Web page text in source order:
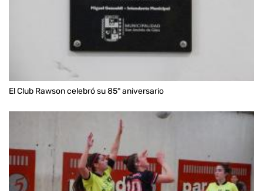
El Club Rawson celebró su 85° aniversario